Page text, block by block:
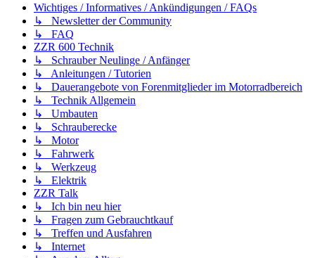
Wichtiges / Informatives / Ankündigungen / FAQs
↳ Newsletter der Community
↳ FAQ
ZZR 600 Technik
↳ Schrauber Neulinge / Anfänger
↳ Anleitungen / Tutorien
↳ Dauerangebote von Forenmitglieder im Motorradbereich
↳ Technik Allgemein
↳ Umbauten
↳ Schrauberecke
↳ Motor
↳ Fahrwerk
↳ Werkzeug
↳ Elektrik
ZZR Talk
↳ Ich bin neu hier
↳ Fragen zum Gebrauchtkauf
↳ Treffen und Ausfahren
↳ Internet